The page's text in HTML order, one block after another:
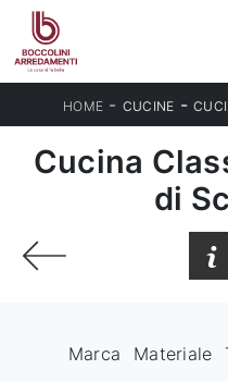
HOME - CUCINE -
Cucina
di
Marca Materiale